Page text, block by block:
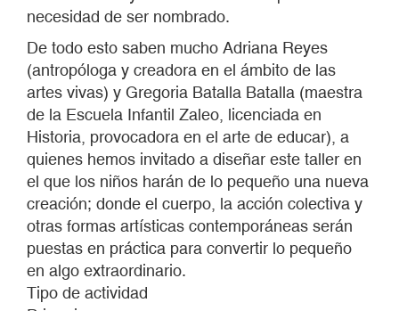
necesidad de ser nombrado.
De todo esto saben mucho Adriana Reyes
(antropóloga y creadora en el ámbito de las
artes vivas) y Gregoria Batalla Batalla (maestra
de la Escuela Infantil Zaleo, licenciada en
Historia, provocadora en el arte de educar), a
quienes hemos invitado a diseñar este taller en
el que los niños harán de lo pequeño una nueva
creación; donde el cuerpo, la acción colectiva y
otras formas artísticas contemporáneas serán
puestas en práctica para convertir lo pequeño
en algo extraordinario.
Tipo de actividad